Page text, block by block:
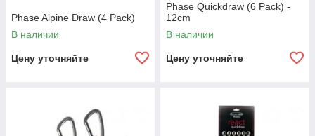
Phase Alpine Draw (4 Pack)
В наличии
Цену уточняйте
Phase Quickdraw (6 Pack) -
12cm
В наличии
Цену уточняйте